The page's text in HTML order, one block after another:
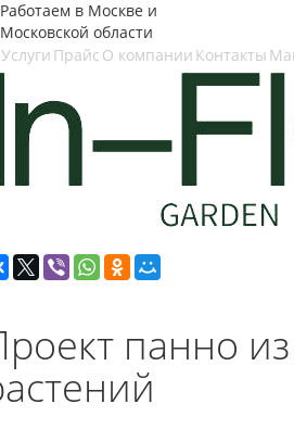
Работаем в Москве и
Московской области
Услуги Прайс О компании Контакты
панно